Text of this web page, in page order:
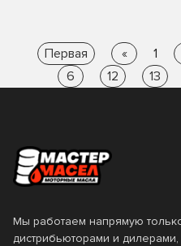
Первая « 1
6
12 13
Мы работаем напрямую
дистрибьюторами и дилерами,